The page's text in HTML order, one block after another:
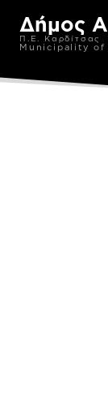
Δήμος
Π.Ε. Καρδίτσας
Municipality of